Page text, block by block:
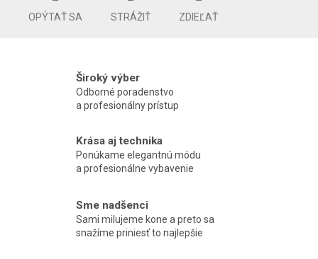
OPÝTAŤ SA STRÁŽIŤ ZDIEĽAŤ
Široký výber
Odborné poradenstvo
a profesionálny prístup
Krása aj technika
Ponúkame elegantnú módu
a profesionálne vybavenie
Sme nadšenci
Sami milujeme kone a preto sa
snažíme priniesť to najlepšie